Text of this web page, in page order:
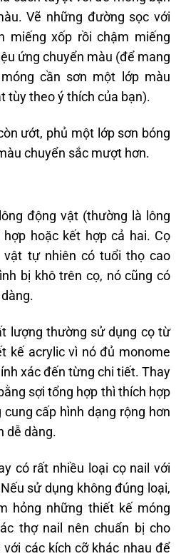
Vẽ những đường sọc với
miếng xốp rồi chậm miếng
ứng chuyển màu (để mang
cần sơn một lớp màu
tùy theo ý thích của bạn).
ướt, phủ một lớp sơn bóng
chuyển sắc mượt hơn.
động vật (thường là lông
hoặc kết hợp cả hai. Cọ
tự nhiên có tuổi thọ cao
bị khô trên cọ, nó cũng có
lượng thường sử dụng cọ từ
kế acrylic vì nó đủ monome
xác đến từng chi tiết. Thay
sợi tổng hợp thì thích hợp
cấp hình dạng rộng hơn
dễ dàng.
có rất nhiều loại cọ nail với
sử dụng không đúng loại,
hỏng những thiết kế móng
thợ nail nên chuẩn bị cho
các kích cỡ khác nhau để